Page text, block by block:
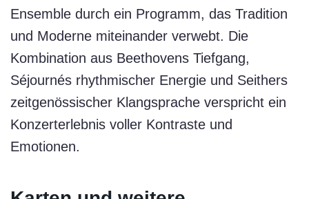
Ensemble durch ein Programm, das Tradition
und Moderne miteinander verwebt. Die
Kombination aus Beethovens Tiefgang,
Séjournés rhythmischer Energie und Seithers
zeitgenössischer Klangsprache verspricht ein
Konzerterlebnis voller Kontraste und
Emotionen.